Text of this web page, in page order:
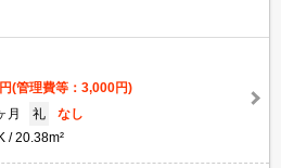
(管理費等：3,000円)
月 礼
なし
20.38m²